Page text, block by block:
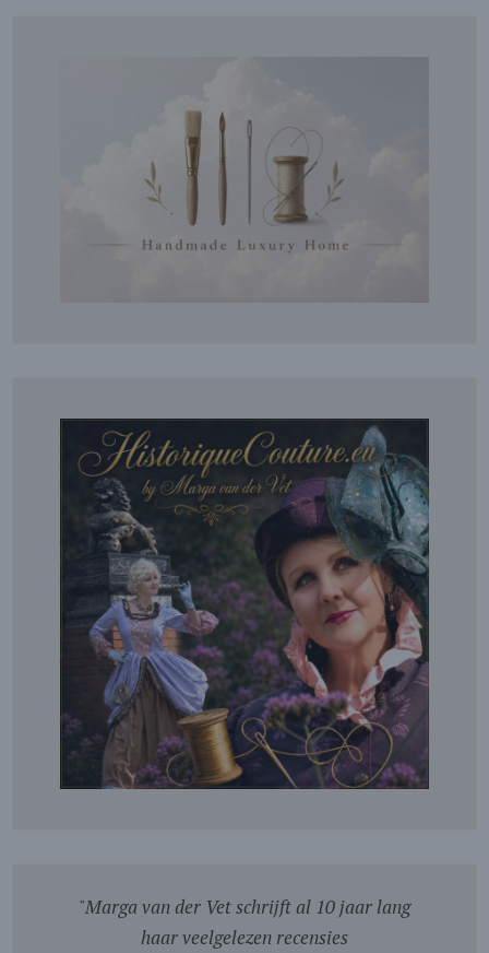
"Marga van der Vet schrijft al 10 jaar lang
haar veelgelezen recensies